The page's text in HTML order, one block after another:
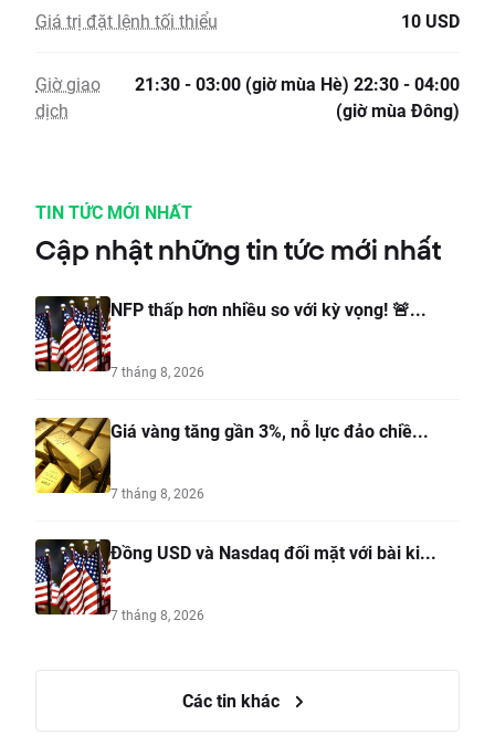
Giá trị đặt lệnh tối thiểu 10 USD
Giờ giao
dịch
21:30 - 03:00 (giờ mùa Hè) 22:30 - 04:00
(giờ mùa Đông)
TIN TỨC MỚI NHẤT
Cập nhật những tin tức mới nhất
NFP thấp hơn nhiều so với kỳ vọng! 🚨...
7 tháng 8, 2026
Giá vàng tăng gần 3%, nỗ lực đảo chiề...
7 tháng 8, 2026
Đồng USD và Nasdaq đối mặt với bài ki...
7 tháng 8, 2026
Các tin khác